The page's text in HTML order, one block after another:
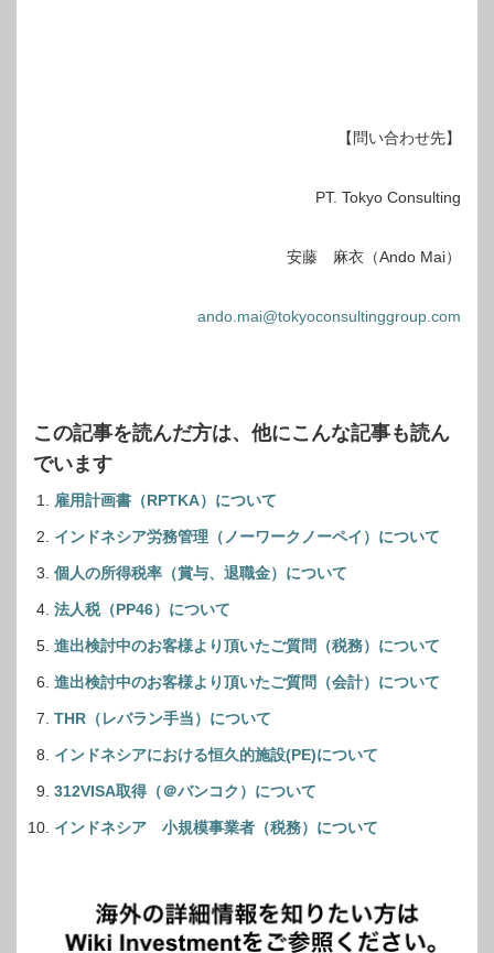
【問い合わせ先】
PT. Tokyo Consulting
安藤 麻衣（Ando Mai）
ando.mai@tokyoconsultinggroup.com
この記事を読んだ方は、他にこんな記事も読ん
でいます
雇用計画書（RPTKA）について
インドネシア労務管理（ノーワークノーペイ）について
個人の所得税率（賞与、退職金）について
法人税（PP46）について
進出検討中のお客様より頂いたご質問（税務）について
進出検討中のお客様より頂いたご質問（会計）について
THR（レバラン手当）について
インドネシアにおける恒久的施設(PE)について
312VISA取得（＠バンコク）について
インドネシア 小規模事業者（税務）について